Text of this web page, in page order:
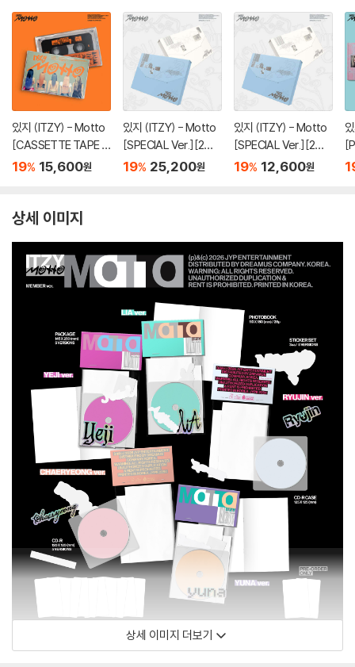
있지 (ITZY) - Motto
[CASSETTE TAPE V
er.]
19% 15,600원
있지 (ITZY) - Motto
[SPECIAL Ver.][2종
SET]
19% 25,200원
있지 (ITZY) - Motto
[SPECIAL Ver.][2종
중 1종 랜덤발송]
19% 12,600원
상세 이미지
상세 이미지 더보기